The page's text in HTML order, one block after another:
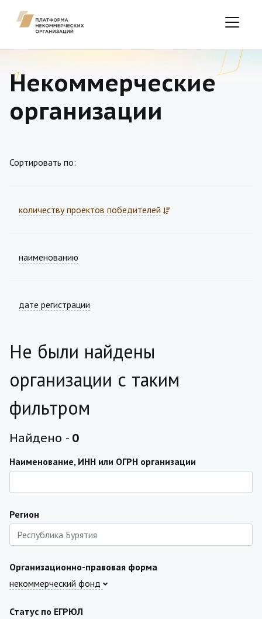
Некоммерческие
организации
Сортировать по:
количеству проектов победителей
наименованию
дате регистрации
Не были найдены
организации с таким
фильтром
Найдено - 0
Наименование, ИНН или ОГРН организации
Регион
Организационно-правовая форма
некоммерческий фонд
Статус по ЕГРЮЛ